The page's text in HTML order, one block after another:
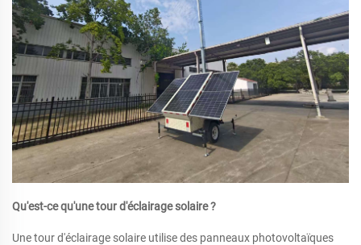
Qu'est-ce qu'une tour d'éclairage solaire ?
Une tour d'éclairage solaire utilise des panneaux photovoltaïques